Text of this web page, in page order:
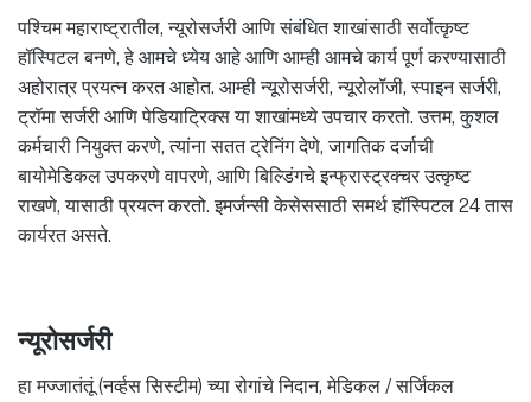
पश्चिम महाराष्ट्रातील, न्यूरोसर्जरी आणि संबंधित शाखांसाठी सर्वोत्कृष्ट
हॉस्पिटल बनणे, हे आमचे ध्येय आहे आणि आम्ही आमचे कार्य पूर्ण करण्यासाठी
अहोरात्र प्रयत्न करत आहोत. आम्ही न्यूरोसर्जरी, न्यूरोलॉजी, स्पाइन सर्जरी,
ट्रॉमा सर्जरी आणि पेडियाट्रिक्स या शाखांमध्ये उपचार करतो. उत्तम, कुशल
कर्मचारी नियुक्त करणे, त्यांना सतत ट्रेनिंग देणे, जागतिक दर्जाची
बायोमेडिकल उपकरणे वापरणे, आणि बिल्डिंगचे इन्फ्रास्ट्रक्चर उत्कृष्ट
राखणे, यासाठी प्रयत्न करतो. इमर्जन्सी केसेससाठी समर्थ हॉस्पिटल 24 तास
कार्यरत असते.
न्यूरोसर्जरी
हा मज्जातंतूं (नर्व्हस सिस्टीम) च्या रोगांचे निदान, मेडिकल / सर्जिकल